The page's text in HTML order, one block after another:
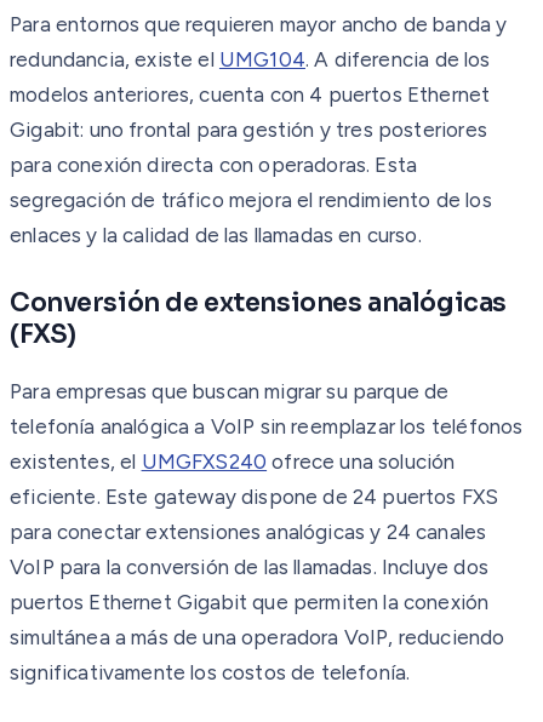
Para entornos que requieren mayor ancho de banda y
redundancia, existe el UMG104. A diferencia de los
modelos anteriores, cuenta con 4 puertos Ethernet
Gigabit: uno frontal para gestión y tres posteriores
para conexión directa con operadoras. Esta
segregación de tráfico mejora el rendimiento de los
enlaces y la calidad de las llamadas en curso.
Conversión de extensiones analógicas
(FXS)
Para empresas que buscan migrar su parque de
telefonía analógica a VoIP sin reemplazar los teléfonos
existentes, el UMGFXS240 ofrece una solución
eficiente. Este gateway dispone de 24 puertos FXS
para conectar extensiones analógicas y 24 canales
VoIP para la conversión de las llamadas. Incluye dos
puertos Ethernet Gigabit que permiten la conexión
simultánea a más de una operadora VoIP, reduciendo
significativamente los costos de telefonía.